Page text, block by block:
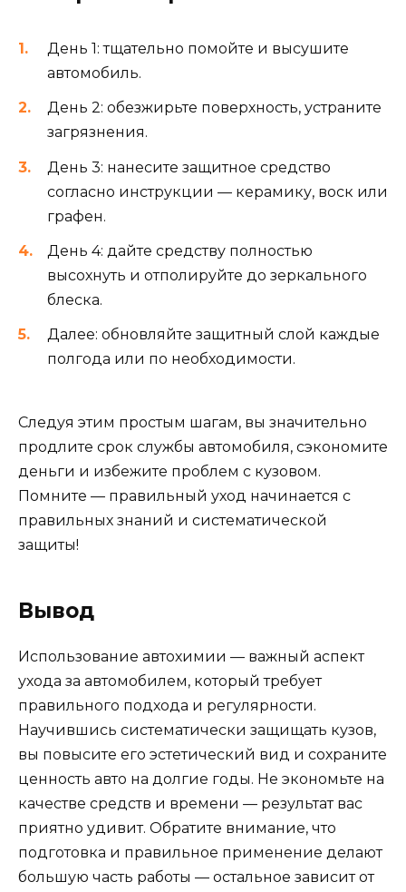
День 1: тщательно помойте и высушите
автомобиль.
День 2: обезжирьте поверхность, устраните
загрязнения.
День 3: нанесите защитное средство
согласно инструкции — керамику, воск или
графен.
День 4: дайте средству полностью
высохнуть и отполируйте до зеркального
блеска.
Далее: обновляйте защитный слой каждые
полгода или по необходимости.
Следуя этим простым шагам, вы значительно
продлите срок службы автомобиля, сэкономите
деньги и избежите проблем с кузовом.
Помните — правильный уход начинается с
правильных знаний и систематической
защиты!
Вывод
Использование автохимии — важный аспект
ухода за автомобилем, который требует
правильного подхода и регулярности.
Научившись систематически защищать кузов,
вы повысите его эстетический вид и сохраните
ценность авто на долгие годы. Не экономьте на
качестве средств и времени — результат вас
приятно удивит. Обратите внимание, что
подготовка и правильное применение делают
большую часть работы — остальное зависит от